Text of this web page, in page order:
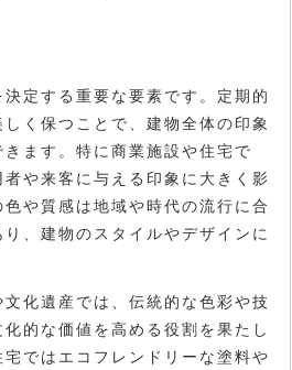
定する重要な要素です。定期的
く保つことで、建物全体の印象
ます。特に商業施設や住宅で
や来客に与える印象に大きく影
や質感は地域や時代の流行に合
、建物のスタイルやデザインに
化遺産では、伝統的な色彩や技
的な価値を高める役割を果たし
ではエコフレンドリーな塗料や